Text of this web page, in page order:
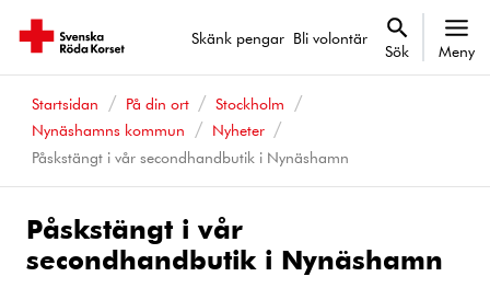
Skänk pengar Bli volontär
Sök Meny
Startsidan På din ort
Stockholm
Nynäshamns kommun
Nyheter
Påskstängt i vår secondhandbutik i Nynäshamn
Påskstängt i vår
secondhandbutik i Nynäshamn